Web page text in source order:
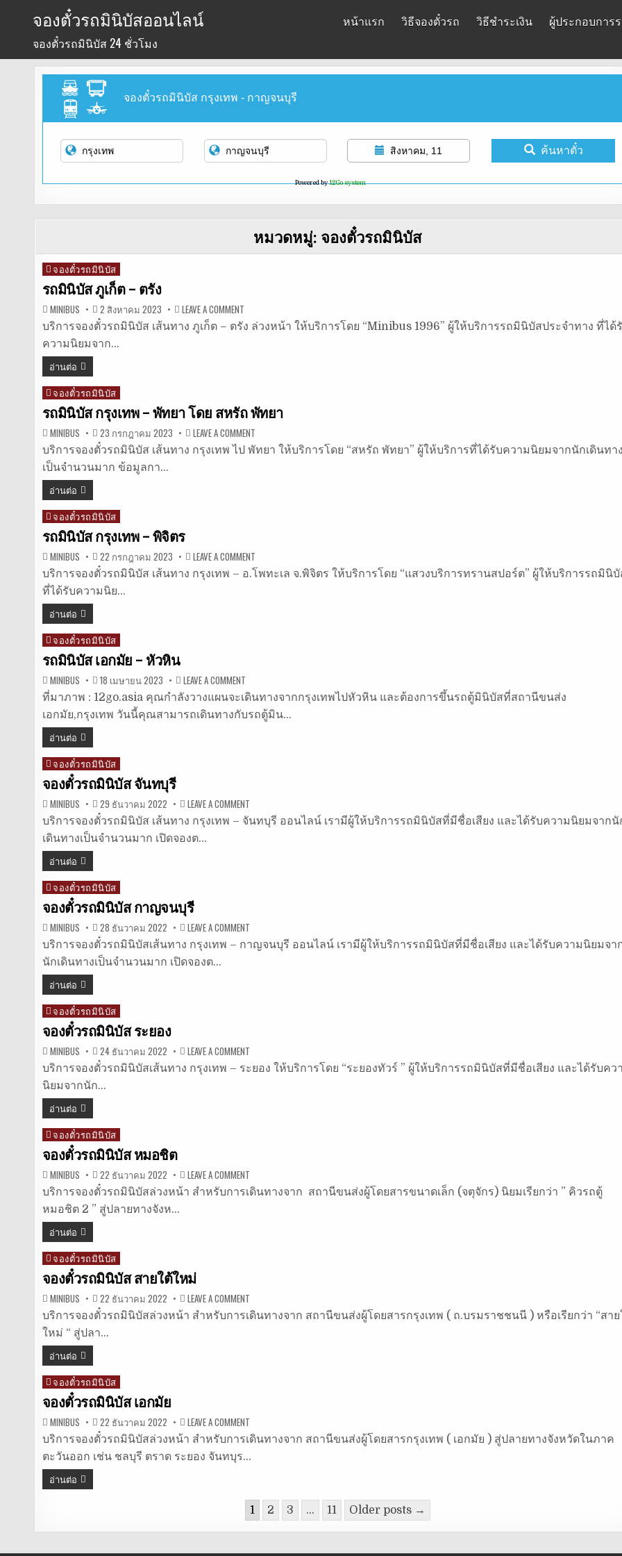
content
จองตั๋วรถมินิบัสออนไลน์
จองตั๋วรถมินิบัส 24 ชั่วโมง
หน้าแรก วิธีจองตั๋วรถ วิธีชำระเงิน ผู้ประกอบการ
จองตั๋วรถมินิบัส กรุงเทพ - กาญจนบุรี
สิงหาคม, 11 ค้นหาตั๋ว
Powered by12Go system
หมวดหมู่: จองตั๋วรถมินิบัส
Posted
in
จองตั๋วรถมินิบัส
รถมินิบัส ภูเก็ต – ตรัง
MINIBUS 2 สิงหาคม 2023 LEAVE A COMMENTON
มิ
บริการจองตั๋วรถมินิบัส เส้นทาง ภูเก็ต – ตรัง ล่วงหน้า ให้บริการโดย “Minibus 1996” ผู้ให้บริการรถมินิบัสประจำทาง ที่ได้
ความนิยมจาก…
อ่านต่อ
Posted
in
จองตั๋วรถมินิบัส
รถมินิบัส กรุงเทพ – พัทยา โดย สหรัถ พัทยา
MINIBUS 23 กรกฎาคม 2023 LEAVE A COMMENTON
รถ
มิ
บริการจองตั๋วรถมินิบัส เส้นทาง กรุงเทพ ไป พัทยา ให้บริการโดย “สหรัถ พัทยา” ผู้ให้บริการที่ได้รับความนิยมจากนักเดินทา
เป็นจำนวนมาก ข้อมูลกา…
อ่านต่อ
Posted
in
จองตั๋วรถมินิบัส
รถมินิบัส กรุงเทพ – พิจิตร
MINIBUS 22 กรกฎาคม 2023 LEAVE A COMMENTON
รถ
มิ
บริการจองตั๋วรถมินิบัส เส้นทาง กรุงเทพ – อ.โพทะเล จ.พิจิตร ให้บริการโดย “แสวงบริการทรานสปอร์ต” ผู้ให้บริการรถมินิ
ที่ได้รับความนิย…
อ่านต่อ
Posted
in
จองตั๋วรถมินิบัส
รถมินิบัส เอกมัย – หัวหิน
MINIBUS 18 เมษายน 2023 LEAVE A COMMENTON
รถ
มิ
บัส
เอกมัย
ที่มาภาพ : 12go.asia คุณกำลังวางแผนจะเดินทางจากกรุงเทพไปหัวหิน และต้องการขึ้นรถตู้มินิบัสที่สถานีขนส่ง
เอกมัย,กรุงเทพ วันนี้คุณสามารถเดินทางกับรถตู้มิน…
อ่านต่อ
Posted
in
จองตั๋วรถมินิบัส
จองตั๋วรถมินิบัส จันทบุรี
MINIBUS 29 ธันวาคม 2022 LEAVE A COMMENTON
ตั๋ว
บริการจองตั๋วรถมินิบัส เส้นทาง กรุงเทพ – จันทบุรี ออนไลน์ เรามีผู้ให้บริการรถมินิบัสที่มีชื่อเสียง และได้รับความนิยมจากนั
เดินทางเป็นจำนวนมาก เปิดจองต…
อ่านต่อ
Posted
in
จองตั๋วรถมินิบัส
จองตั๋วรถมินิบัส กาญจนบุรี
MINIBUS 28 ธันวาคม 2022 LEAVE A COMMENTON
ตั๋ว
รถ
บริการจองตั๋วรถมินิบัสเส้นทาง กรุงเทพ – กาญจนบุรี ออนไลน์ เรามีผู้ให้บริการรถมินิบัสที่มีชื่อเสียง และได้รับความนิยมจา
นักเดินทางเป็นจำนวนมาก เปิดจองต…
อ่านต่อ
Posted
in
จองตั๋วรถมินิบัส
จองตั๋วรถมินิบัส ระยอง
MINIBUS 24 ธันวาคม 2022 LEAVE A COMMENTON
ตั๋ว
บริการจองตั๋วรถมินิบัสเส้นทาง กรุงเทพ – ระยอง ให้บริการโดย “ระยองทัวร์ ” ผู้ให้บริการรถมินิบัสที่มีชื่อเสียง และได้รับคว
นิยมจากนัก…
อ่านต่อ
Posted
in
จองตั๋วรถมินิบัส
จองตั๋วรถมินิบัส หมอชิต
MINIBUS 22 ธันวาคม 2022 LEAVE A COMMENTON
จอง
ตั๋ว
บริการจองตั๋วรถมินิบัสล่วงหน้า สำหรับการเดินทางจาก สถานีขนส่งผู้โดยสารขนาดเล็ก (จตุจักร) นิยมเรียกว่า ” คิวรถตู้
หมอชิต 2 ” สู่ปลายทางจังห…
อ่านต่อ
Posted
in
จองตั๋วรถมินิบัส
จองตั๋วรถมินิบัส สายใต้ใหม่
MINIBUS 22 ธันวาคม 2022 LEAVE A COMMENTON
จอง
ตั๋ว
บริการจองตั๋วรถมินิบัสล่วงหน้า สำหรับการเดินทางจาก สถานีขนส่งผู้โดยสารกรุงเทพ ( ถ.บรมราชชนนี ) หรือเรียกว่า “สาย
ใหม่ “ สู่ปลา…
อ่านต่อ
Posted
in
จองตั๋วรถมินิบัส
จองตั๋วรถมินิบัส เอกมัย
MINIBUS 22 ธันวาคม 2022 LEAVE A COMMENTON
จอง
ตั๋ว
มิ
บริการจองตั๋วรถมินิบัสล่วงหน้า สำหรับการเดินทางจาก สถานีขนส่งผู้โดยสารกรุงเทพ ( เอกมัย ) สู่ปลายทางจังหวัดในภาค
ตะวันออก เช่น ชลบุรี ตราด ระยอง จันทบุร…
อ่านต่อ
pagination
1 2 3 … 11 Older posts →